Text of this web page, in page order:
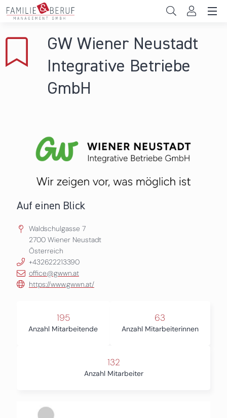
Direkt zum Inhalt
Gemeinden
Hochschulen
News & Events
GW Wiener Neustadt
Integrative Betriebe
GmbH
Auf einen Blick
Waldschulgasse 7
2700 Wiener Neustadt
Österreich
+432622213390
office@gwwn.at
https://www.gwwn.at/
195
Anzahl Mitarbeitende
63
Anzahl Mitarbeiterinnen
132
Anzahl Mitarbeiter